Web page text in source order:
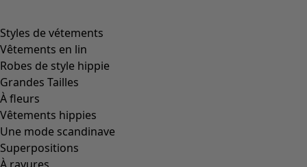
Styles de vétements
Vêtements en lin
Robes de style hippie
Grandes Tailles
À fleurs
Vêtements hippies
Une mode scandinave
Superpositions